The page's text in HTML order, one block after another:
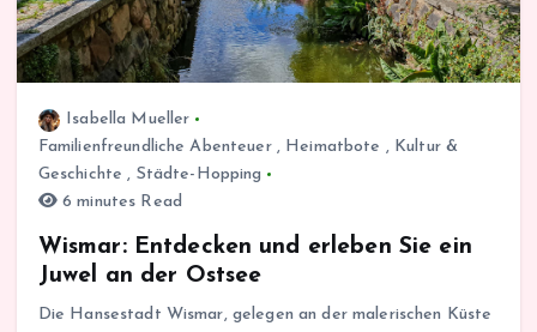
Isabella Mueller
Familienfreundliche Abenteuer, Heimatbote , Kultur &
Geschichte , Städte-Hopping
6 minutes Read
Wismar: Entdecken und erleben Sie ein
Juwel an der Ostsee
Die Hansestadt Wismar, gelegen an der malerischen Küste